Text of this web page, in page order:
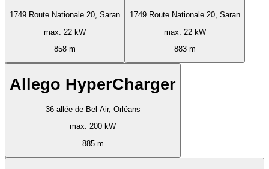
1749 Route Nationale 20, Saran
max. 22 kW
858 m
1749 Route Nationale 20, Saran
max. 22 kW
883 m
Allego HyperCharger
36 allée de Bel Air, Orléans
max. 200 kW
885 m